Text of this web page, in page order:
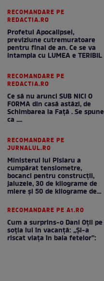
RECOMANDARE PE
REDACTIA.RO
Profetul Apocalipsei,
previziune cutremuratoare
pentru final de an. Ce se va
intampla cu LUMEA e TERIBIL
RECOMANDARE PE
REDACTIA.RO
Ce să nu arunci SUB NICI O
FORMA din casă astăzi, de
Schimbarea la Față . Se spune
ca ....
RECOMANDARE PE
JURNALUL.RO
Ministerul lui Pîslaru a
cumpărat tensiometre,
bocanci pentru construcții,
jaluzele, 30 de kilograme de
miere și 50 de kilograme de
RECOMANDARE PE A1.RO
Cum a surprins-o Dani Oțil pe
soția lui în vacanță: „Și-a
riscat viața în baia fetelor”: